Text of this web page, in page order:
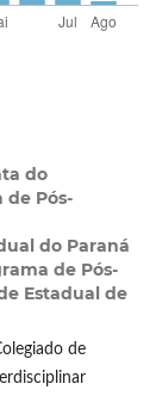
do
de Pós-
do Paraná
de Pós-
Estadual de
de